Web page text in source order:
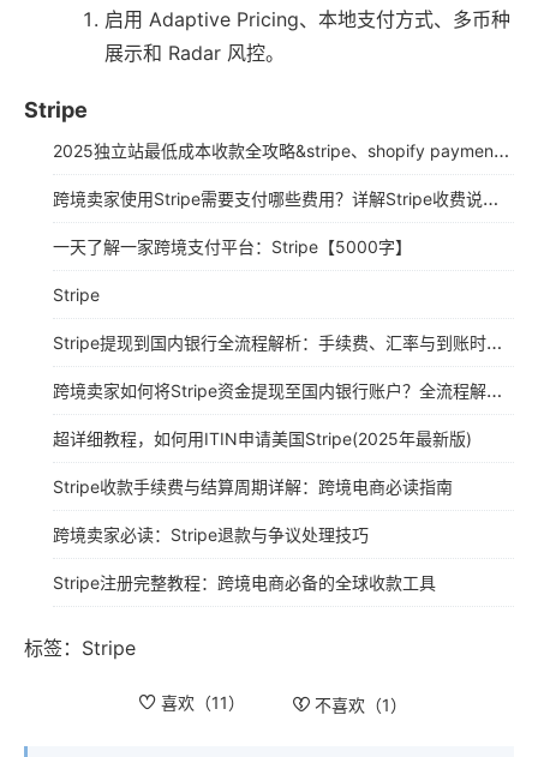
启用 Adaptive Pricing、本地支付方式、多币种
展示和 Radar 风控。
Stripe
2025独立站最低成本收款全攻略&stripe、shopify payment详细注册教程
跨境卖家使用Stripe需要支付哪些费用？详解Stripe收费说明（2025年最新版）
一天了解一家跨境支付平台：Stripe【5000字】
Stripe
Stripe提现到国内银行全流程解析：手续费、汇率与到账时间指南
跨境卖家如何将Stripe资金提现至国内银行账户？全流程解析与实操指南
超详细教程，如何用ITIN申请美国Stripe(2025年最新版)
Stripe收款手续费与结算周期详解：跨境电商必读指南
跨境卖家必读：Stripe退款与争议处理技巧
Stripe注册完整教程：跨境电商必备的全球收款工具
标签： Stripe
喜欢（11） 不喜欢（1）